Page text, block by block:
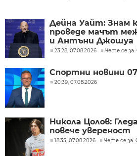
Дейна Уайт: Знам
проведе мачът
и Антъни Джошуа
23:28, 07.08.2026 Чете се за:
Спортни новини
20:39, 07.08.2026
Никола Цолов:
повече увереност
18:35, 07.08.2026 Чете се за: